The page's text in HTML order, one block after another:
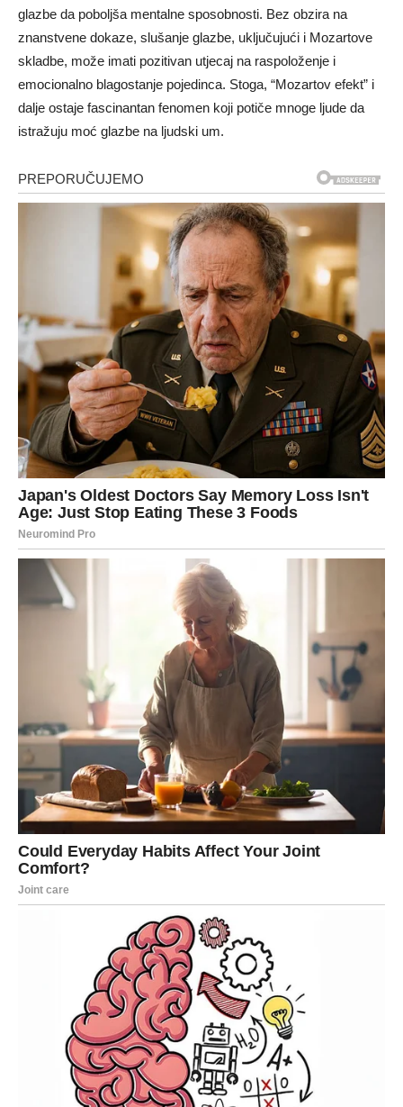
glazbe da poboljša mentalne sposobnosti. Bez obzira na
znanstvene dokaze, slušanje glazbe, uključujući i Mozartove
skladbe, može imati pozitivan utjecaj na raspoloženje i
emocionalno blagostanje pojedinca. Stoga, “Mozartov efekt” i
dalje ostaje fascinantan fenomen koji potiče mnoge ljude da
istražuju moć glazbe na ljudski um.